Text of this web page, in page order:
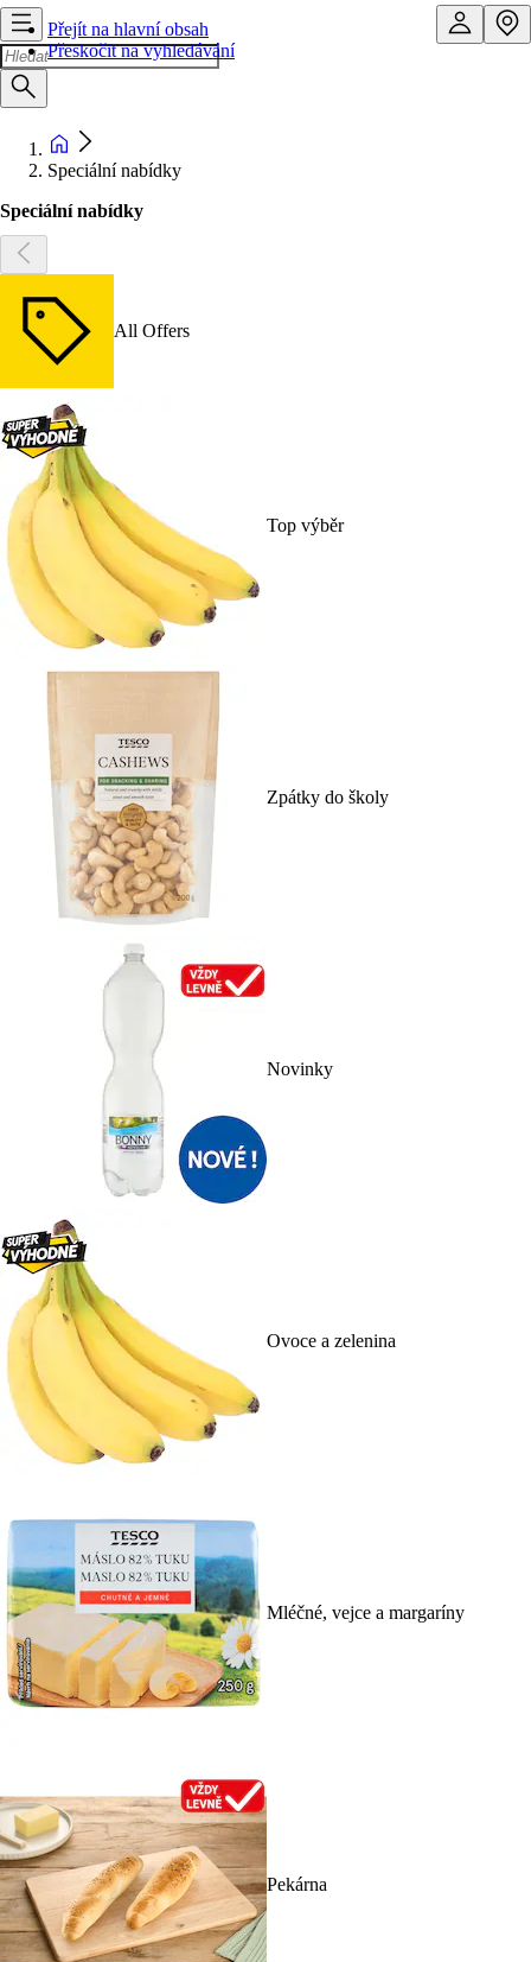
Přejít na hlavní obsah
Přeskočit na vyhledávání
Speciální nabídky
Speciální nabídky
All Offers
Top výběr
Zpátky do školy
Novinky
Ovoce a zelenina
Mléčné, vejce a margaríny
Pekárna